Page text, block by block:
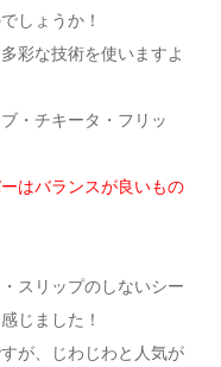
しょうか！
彩な技術を使いますよ
・チキータ・フリッ
はバランスが良いもの
スリップのしないシー
じました！
が、じわじわと人気が